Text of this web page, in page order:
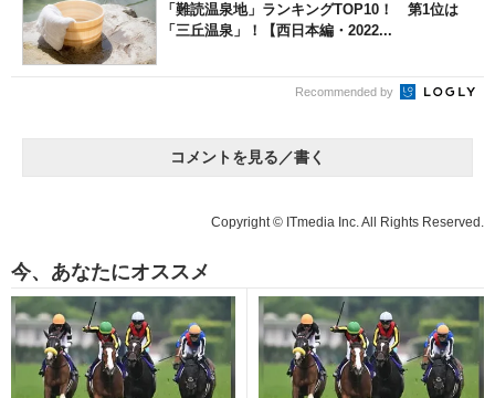
「難読温泉地」ランキングTOP10！ 第1位は
「三丘温泉」！【西日本編・2022...
Recommended by
コメントを見る／書く
Copyright © ITmedia Inc. All Rights Reserved.
今、あなたにオススメ